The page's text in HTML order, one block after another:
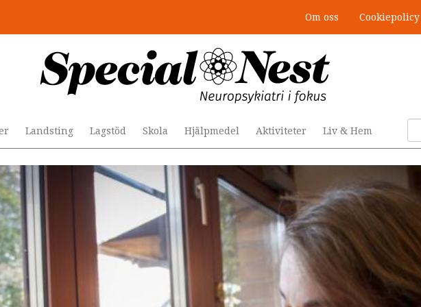
Om oss Cookiepolicy
Landsting Lagstöd Skola Hjälpmedel Aktiviteter Liv & Hem
4 lästips